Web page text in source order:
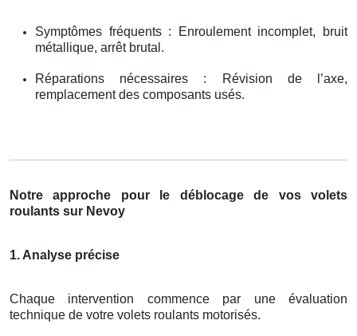
Symptômes fréquents : Enroulement incomplet, bruit
métallique, arrêt brutal.
Réparations nécessaires : Révision de l’axe,
remplacement des composants usés.
Notre approche pour le déblocage de vos volets
roulants sur Nevoy
1. Analyse précise
Chaque intervention commence par une évaluation
technique de votre volets roulants motorisés.